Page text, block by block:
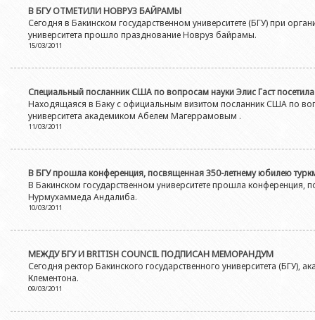
В БГУ ОТМЕТИЛИ НОВРУЗ БАЙРАМЫ
Сегодня в Бакинском государственном университете (БГУ) при
университета прошло празднование Новруз байрамы.
15/03/2011
Специальный посланник США по вопросам науки Элис Гаст
Находящаяся в Баку с официальным визитом посланник США по
университета академиком Абелем Магеррамовым .
11/03/2011
В БГУ прошла конференция, посвященная 350-летнему юбилею
В Бакинском государственном университете прошла конференция,
Нурмухаммеда Андалиба.
10/03/2011
МЕЖДУ БГУ И BRITISH COUNCIL ПОДПИСАН МЕМОРАНДУМ
Сегодня ректор Бакинского государственного университета
Клементона.
09/03/2011